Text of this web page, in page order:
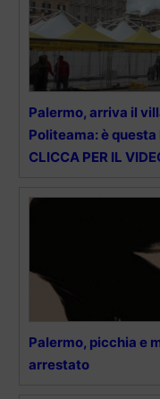
Palermo, arriva il
Politeama: è
CLICCA PER IL
Palermo, picchia e
arrestato